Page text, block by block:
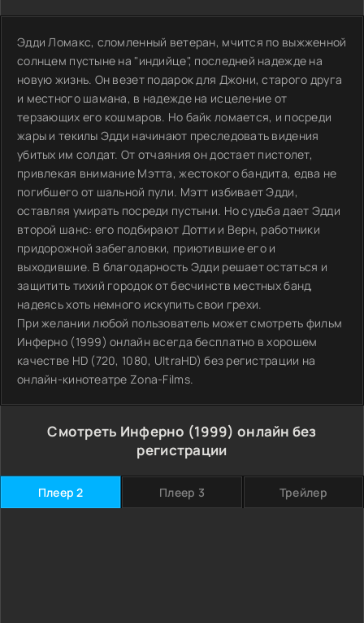
Эдди Ломакс, сломленный ветеран, мчится по выжженной
солнцем пустыне на "индийце", последней надежде на
новую жизнь. Он везет подарок для Джони, старого друга
и местного шамана, в надежде на исцеление от
терзающих его кошмаров. Но байк ломается, и посреди
жары и текилы Эдди начинают преследовать видения
убитых им солдат. От отчаяния он достает пистолет,
привлекая внимание Мэтта, жестокого бандита, едва не
погибшего от шальной пули. Мэтт избивает Эдди,
оставляя умирать посреди пустыни. Но судьба дает Эдди
второй шанс: его подбирают Дотти и Верн, работники
придорожной забегаловки, приютившие его и
выходившие. В благодарность Эдди решает остаться и
защитить тихий городок от бесчинств местных банд,
надеясь хоть немного искупить свои грехи.
При желании любой пользователь может смотреть фильм
Инферно (1999) онлайн всегда бесплатно в хорошем
качестве HD (720, 1080, UltraHD) без регистрации на
онлайн-кинотеатре Zona-Films.
Смотреть Инферно (1999) онлайн без
регистрации
Плеер 2 Плеер 3 Трейлер